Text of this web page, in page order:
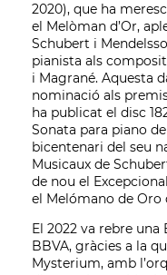
2020), que ha
el Melòman d’Or,
Schubert i
pianista als
i Magrané. Aquesta
nominació als
ha publicat el disc
Sonata para piano
bicentenari del seu
Musicaux de
de nou el
el Melómano de Oro
El 2022 va rebre
BBVA, gràcies a la
Mysterium, amb